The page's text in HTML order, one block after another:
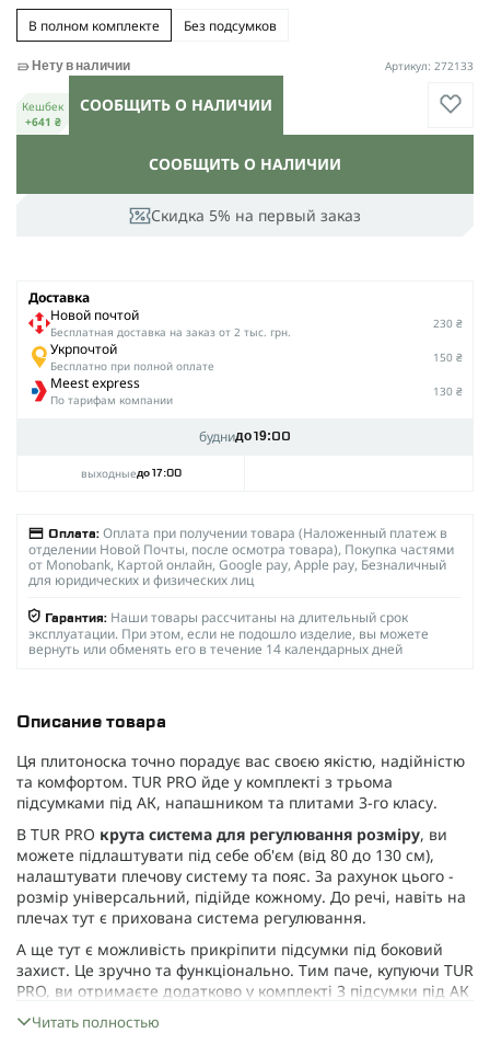
В полном комплекте Без подсумков
Скидка 5% на первый заказ
СООБЩИТЬ О НАЛИЧИИ
Нету в наличии Артикул: 272133
Кешбек
+641 ₴
СООБЩИТЬ О НАЛИЧИИ
Доставка
Новой почтой
Беcплатная доставка на заказ от 2 тыс. грн.
230 ₴
Укрпочтой
Бесплатно при полной оплате
150 ₴
Meest express
По тарифам компании
130 ₴
буднидо 19:00
выходныедо 17:00
Оплата: Оплата при получении товара (Наложенный платеж в
отделении Новой Почты, после осмотра товара), Покупка частями
от Monobank, Картой онлайн, Google pay, Apple pay, Безналичный
для юридических и физических лиц
Гарантия: Наши товары рассчитаны на длительный срок
эксплуатации. При этом, если не подошло изделие, вы можете
вернуть или обменять его в течение 14 календарных дней
Описание товара
Ця плитоноска точно порадує вас своєю якістю, надійністю
та комфортом. TUR PRO йде у комплекті з трьома
підсумками під АК, напашником та плитами 3-го класу.
В TUR PRO крута система для регулювання розміру, ви
можете підлаштувати під себе об'єм (від 80 до 130 см),
налаштувати плечову систему та пояс. За рахунок цього -
розмір універсальний, підійде кожному. До речі, навіть на
плечах тут є прихована система регулювання.
А ще тут є можливість прикріпити підсумки під боковий
захист. Це зручно та функціонально. Тим паче, купуючи TUR
PRO, ви отримаєте додатково у комплекті 3 підсумки під АК
та напашник.
Читать полностью